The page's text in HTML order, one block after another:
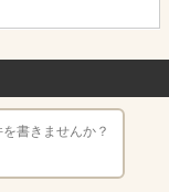
書きませんか？